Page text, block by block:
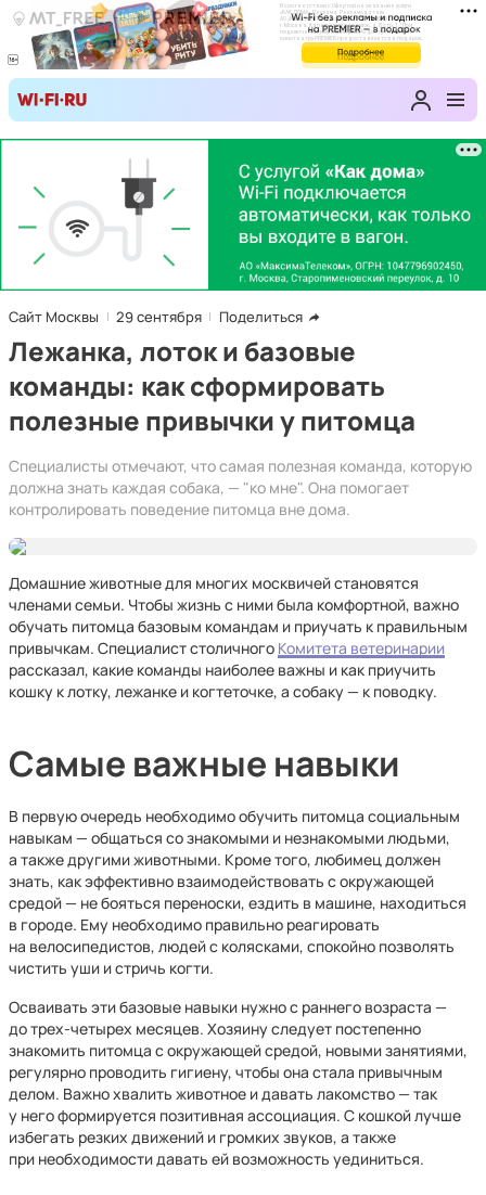
Сайт Москвы 29 сентября Поделиться
Лежанка, лоток и базовые
команды: как сформировать
полезные привычки у питомца
Специалисты отмечают, что самая полезная команда, которую
должна знать каждая собака, — "ко мне". Она помогает
контролировать поведение питомца вне дома.
Домашние животные для многих москвичей становятся
членами семьи. Чтобы жизнь с ними была комфортной, важно
обучать питомца базовым командам и приучать к правильным
привычкам. Специалист столичного Комитета ветеринарии
рассказал, какие команды наиболее важны и как приучить
кошку к лотку, лежанке и когтеточке, а собаку — к поводку.
Самые важные навыки
В первую очередь необходимо обучить питомца социальным
навыкам — общаться со знакомыми и незнакомыми людьми,
а также другими животными. Кроме того, любимец должен
знать, как эффективно взаимодействовать с окружающей
средой — не бояться переноски, ездить в машине, находиться
в городе. Ему необходимо правильно реагировать
на велосипедистов, людей с колясками, спокойно позволять
чистить уши и стричь когти.
Осваивать эти базовые навыки нужно с раннего возраста —
до трех-четырех месяцев. Хозяину следует постепенно
знакомить питомца с окружающей средой, новыми занятиями,
регулярно проводить гигиену, чтобы она стала привычным
делом. Важно хвалить животное и давать лакомство — так
у него формируется позитивная ассоциация. С кошкой лучше
избегать резких движений и громких звуков, а также
при необходимости давать ей возможность уединиться.